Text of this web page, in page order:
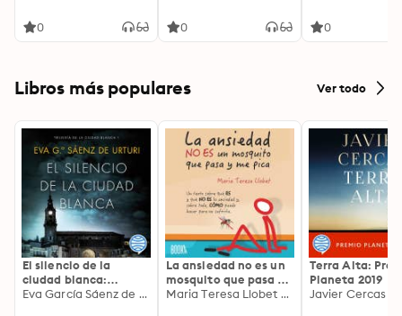
0 0 0
Libros más populares Ver todo
El silencio de la
ciudad blanca:
Trilogia de la CiudadEva García Sáenz de Urturi
La ansiedad no es un
mosquito que pasa y
me pica
Maria Teresa Llobet Turallas
Terra Alta:
Planeta 2019
Javier Cercas